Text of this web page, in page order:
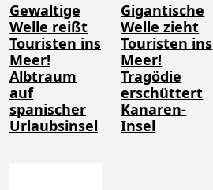
Gewaltige
Welle reißt
Touristen ins
Meer!
Albtraum
auf
spanischer
Urlaubsinsel
Gigantische
Welle zieht
Touristen ins
Meer!
Tragödie
erschüttert
Kanaren-
Insel